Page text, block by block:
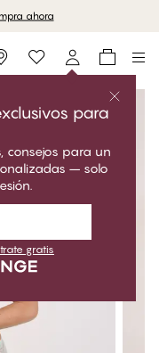
ahora
Storefinder
para
consejos para un
– solo
gratis